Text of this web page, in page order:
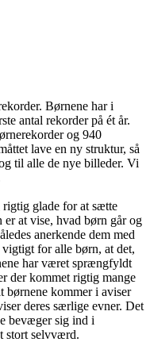
Børnene har i
antal rekorder på ét år.
og 940
lave en ny struktur, så
til alle de nye billeder. Vi
rigtig glade for at sætte
er at vise, hvad børn går og
anerkende dem med
for alle børn, at det,
har været sprængfyldt
der kommet rigtig mange
børnene kommer i aviser
deres særlige evner. Det
bevæger sig ind i
stort selvværd.